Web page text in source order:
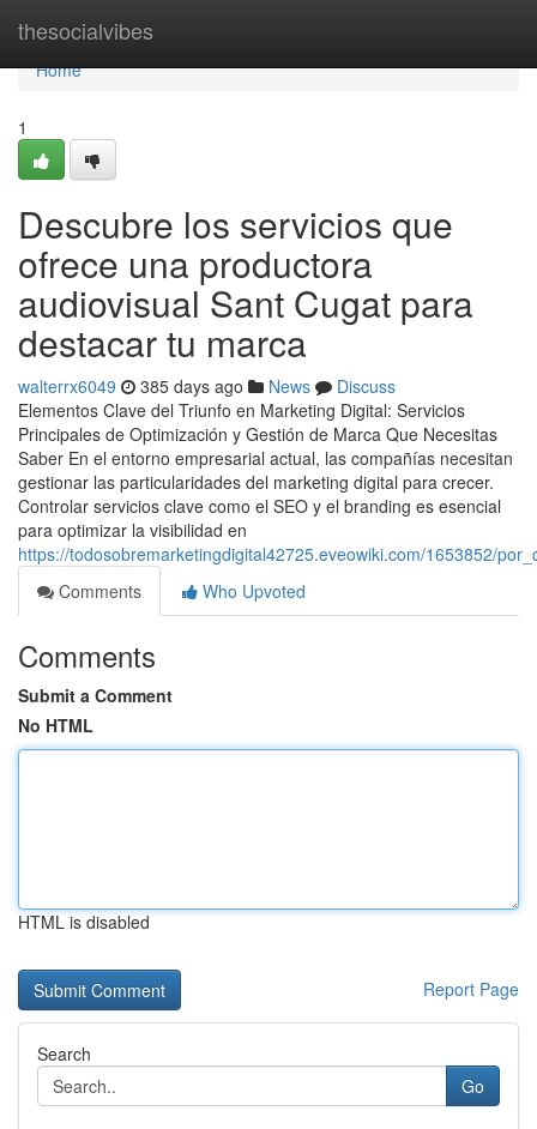
thesocialvibes
Home
Home
1
Descubre los servicios que
ofrece una productora
audiovisual Sant Cugat para
destacar tu marca
walterrx6049 385 days ago News
Discuss
Elementos Clave del Triunfo en Marketing Digital: Servicios
Principales de Optimización y Gestión de Marca Que Necesitas
Saber En el entorno empresarial actual, las compañías necesitan
gestionar las particularidades del marketing digital para crecer.
Controlar servicios clave como el SEO y el branding es esencial
para optimizar la visibilidad en
https://todosobremarketingdigital42725.eveowiki.com/1653852/
Comments
Who Upvoted
Comments
Submit a Comment
No HTML
HTML is disabled
Report Page
Search
Go